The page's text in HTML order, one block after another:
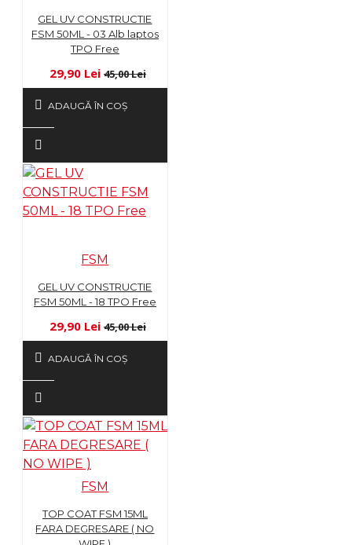
GEL UV CONSTRUCTIE
FSM 50ML - 03 Alb laptos
TPO Free
29,90 Lei 45,00 Lei
ADAUGĂ ÎN COŞ
FSM
GEL UV CONSTRUCTIE
FSM 50ML - 18 TPO Free
29,90 Lei 45,00 Lei
ADAUGĂ ÎN COŞ
FSM
TOP COAT FSM 15ML
FARA DEGRESARE ( NO